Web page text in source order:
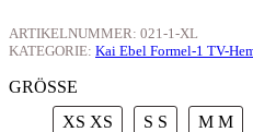
ARTIKELNUMMER: 021-1-XL
KATEGORIE: Kai Ebel Formel-1 TV-
GRÖSSE
XS XS S S M M